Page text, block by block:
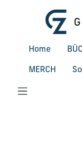
Zum Hauptinhalt
Home
MERCH